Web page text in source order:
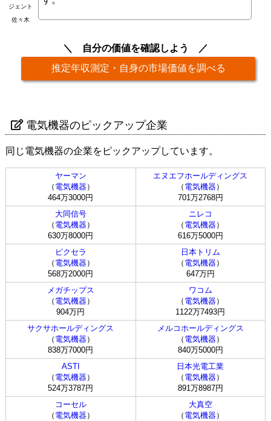
ジェント
佐々木
自分の価値を確認しよう
推定年収測定・自身の市場価値を調べる
電気機器のピックアップ企業
同じ電気機器の企業をピックアップしています。
ヤーマン
（ 電気機器）
464万3000円
エヌエフホールディングス
（ 電気機器）
701万2768円
大同信号
（ 電気機器）
630万8000円
ニレコ
（ 電気機器）
616万5000円
ピクセラ
（ 電気機器）
568万2000円
日本トリム
（ 電気機器）
647万円
メガチップス
（ 電気機器）
904万円
ワコム
（ 電気機器）
1122万7493円
サクサホールディングス
（ 電気機器）
838万7000円
メルコホールディングス
（ 電気機器）
840万5000円
ASTI
（ 電気機器）
524万3787円
日本光電工業
（ 電気機器）
891万8987円
コーセル
（ 電気機器）
大真空
（ 電気機器）